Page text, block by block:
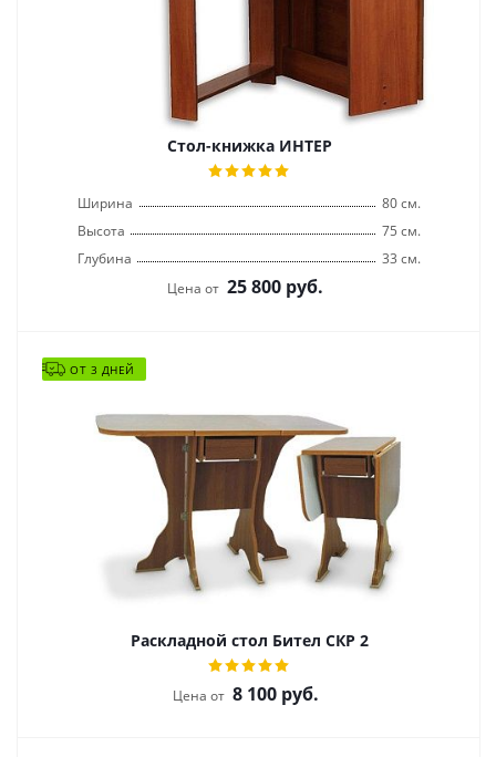
Стол-книжка ИНТЕР
Ширина
80 см.
Высота
75 см.
Глубина
33 см.
Цена от 25 800 руб.
ОТ 3 ДНЕЙ
Раскладной стол Бител СКР 2
Цена от 8 100руб.